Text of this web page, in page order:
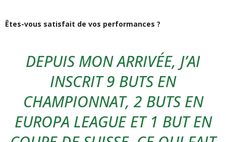
Êtes-vous satisfait de vos performances ?
DEPUIS MON ARRIVÉE, J’AI
INSCRIT 9 BUTS EN
CHAMPIONNAT, 2 BUTS EN
EUROPA LEAGUE ET 1 BUT EN